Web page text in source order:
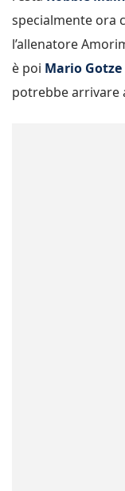
specialmente ora
l’allenatore
è poi Mario Gotze
potrebbe arrivare